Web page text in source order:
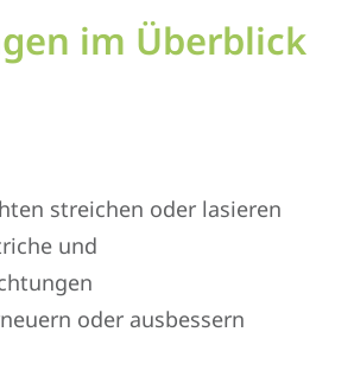
im Überblick
streichen oder lasieren
und
oder ausbessern